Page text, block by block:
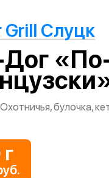
Grill Слуцк
булочка,